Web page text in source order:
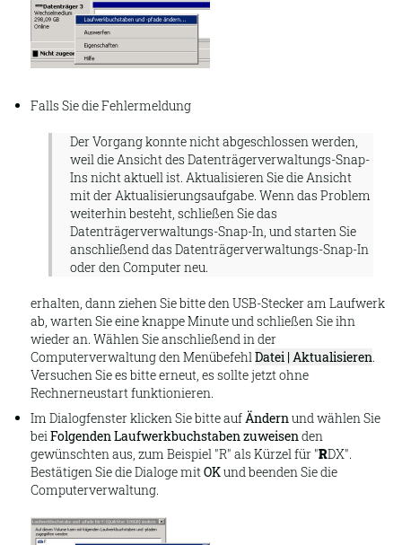
Falls Sie die Fehlermeldung
Der Vorgang konnte nicht abgeschlossen werden,
weil die Ansicht des Datenträgerverwaltungs-Snap-
Ins nicht aktuell ist. Aktualisieren Sie die Ansicht
mit der Aktualisierungsaufgabe. Wenn das Problem
weiterhin besteht, schließen Sie das
Datenträgerverwaltungs-Snap-In, und starten Sie
anschließend das Datenträgerverwaltungs-Snap-In
oder den Computer neu.
erhalten, dann ziehen Sie bitte den USB-Stecker am Laufwerk
ab, warten Sie eine knappe Minute und schließen Sie ihn
wieder an. Wählen Sie anschließend in der
Computerverwaltung den MenübefehlDatei | Aktualisieren.
Versuchen Sie es bitte erneut, es sollte jetzt ohne
Rechnerneustart funktionieren.
Im Dialogfenster klicken Sie bitte auf Ändern und wählen Sie
bei Folgenden Laufwerkbuchstaben zuweisen den
gewünschten aus, zum Beispiel "R" als Kürzel für "RDX".
Bestätigen Sie die Dialoge mitOKund beenden Sie die
Computerverwaltung.